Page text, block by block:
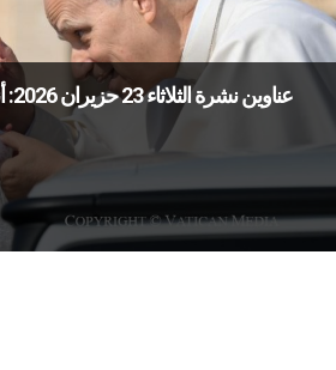
عناوين نشرة الثلاثاء 23 حزيران 2026: أنتم ثمينون في عيني الله